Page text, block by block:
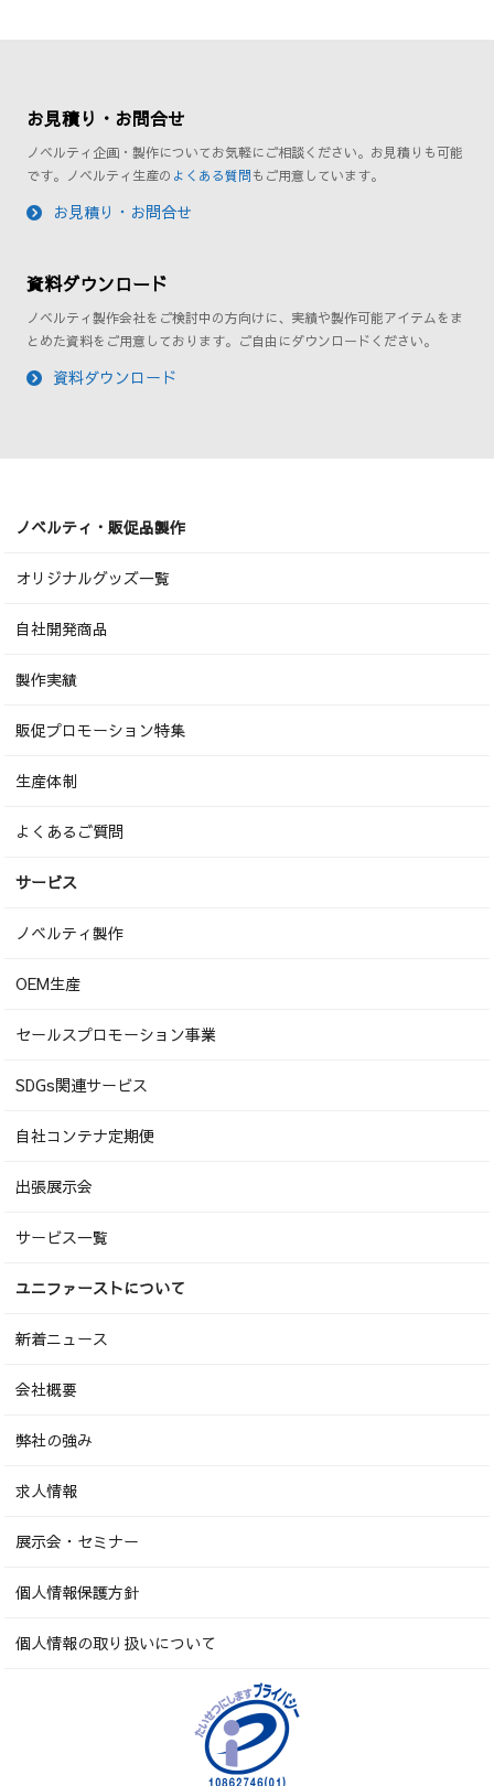
お見積り・お問合せ
ノベルティ企画・製作についてお気軽にご相談ください。お見積りも可能
です。ノベルティ生産の よくある質問もご用意しています。
お見積り・お問合せ
資料ダウンロード
ノベルティ製作会社をご検討中の方向けに、実績や製作可能アイテムをま
とめた資料をご用意しております。ご自由にダウンロードください。
資料ダウンロード
ノベルティ・販促品製作
オリジナルグッズ一覧
自社開発商品
製作実績
販促プロモーション特集
生産体制
よくあるご質問
サービス
ノベルティ製作
OEM生産
セールスプロモーション事業
SDGs関連サービス
自社コンテナ定期便
出張展示会
サービス一覧
ユニファーストについて
新着ニュース
会社概要
弊社の強み
求人情報
展示会・セミナー
個人情報保護方針
個人情報の取り扱いについて